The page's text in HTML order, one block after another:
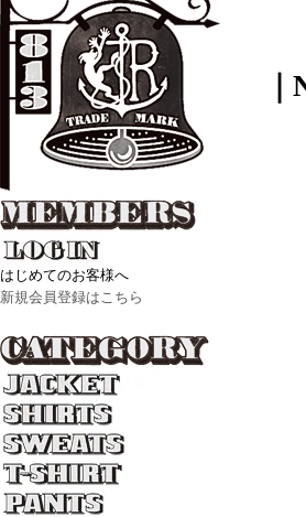
はじめてのお客様へ
新規会員登録はこちら